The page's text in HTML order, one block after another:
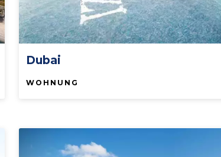
Dubai
WOHNUNG